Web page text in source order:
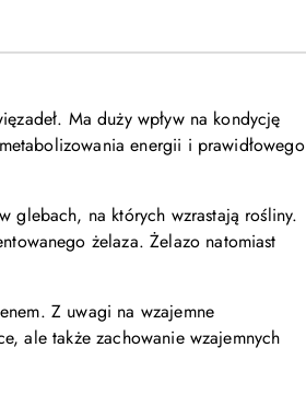
Ma duży wpływ na kondycję
energii i prawidłowego
glebach, na których wzrastają rośliny.
żelaza. Żelazo natomiast
Z uwagi na wzajemne
ale także zachowanie wzajemnych